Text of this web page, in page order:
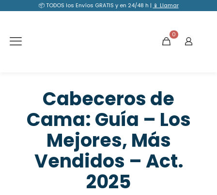
📦 TODOS los Envíos GRATIS y en 24/48 h | 📱 Llamar
0
Cabeceros de
Cama: Guía – Los
Mejores, Más
Vendidos – Act.
2025